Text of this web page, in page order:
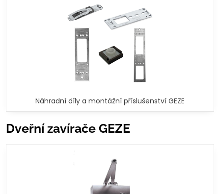
Náhradní díly a montážní příslušenství GEZE
Dveřní zavírače GEZE